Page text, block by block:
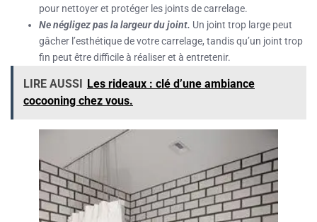
pour nettoyer et protéger les joints de carrelage.
Ne négligez pas la largeur du joint. Un joint trop large peut
gâcher l’esthétique de votre carrelage, tandis qu’un joint trop
fin peut être difficile à réaliser et à entretenir.
LIRE AUSSI Les rideaux : clé d’une ambiance
cocooning chez vous.